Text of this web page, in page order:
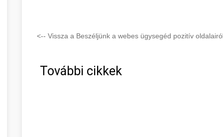
<-- Vissza a Beszéljünk a webes ügysegéd pozitív
További cikkek